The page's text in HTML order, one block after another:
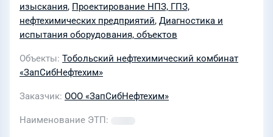
изыскания, Проектирование НПЗ, ГПЗ,
нефтехимических предприятий, Диагностика и
испытания оборудования, объектов
Объекты Тобольский нефтехимический комбинат
«ЗапСибНефтехим»
Заказчик ООО «ЗапСибНефтехим»
Наименование ЭТП